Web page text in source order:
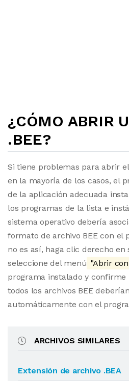
¿CÓMO ABRIR
.BEE?
Si tiene problemas para abrir
en la mayoría de los casos, el
de la aplicación adecuada
los programas de la lista e
sistema operativo debería
formato de archivo BEE con el
no es así, haga clic derecho en
seleccione del menú "Abrir
programa instalado y confirme
todos los archivos BEE
automáticamente con el
ARCHIVOS SIMILARES
Extensión de archivo .BEA